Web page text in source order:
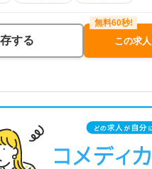
する この求